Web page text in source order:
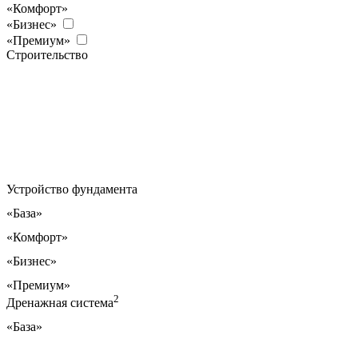
«Комфорт»
«Бизнес»
«Премиум»
Строительство
Устройство фундамента
«База»
«Комфорт»
«Бизнес»
«Премиум»
Дренажная система2
«База»